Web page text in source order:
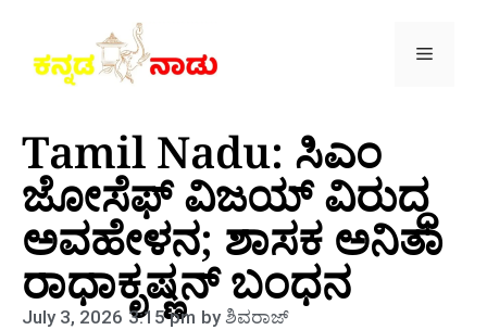
Tamil Nadu: ಸಿಎಂ
ಜೋಸೆಫ್ ವಿಜಯ್ ವಿರುದ್ಧ
ಅವಹೇಳನ; ಶಾಸಕ ಅನಿತಾ
ರಾಧಾಕೃಷ್ಣನ್ ಬಂಧನ
July 3, 2026 3:15 pm byಶಿವರಾಜ್